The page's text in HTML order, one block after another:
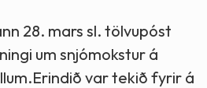
28. mars sl. tölvupóst
um snjómokstur á
var tekið fyrir á